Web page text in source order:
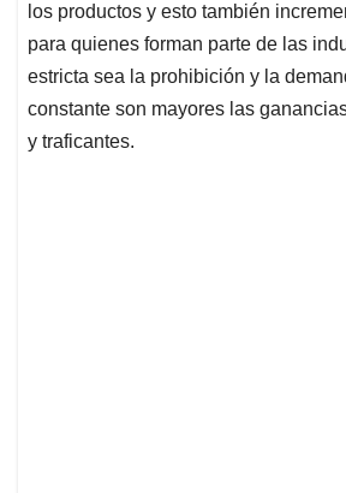
los productos y esto también
para quienes forman parte de las
estricta sea la prohibición y la
constante son mayores las
y traficantes.